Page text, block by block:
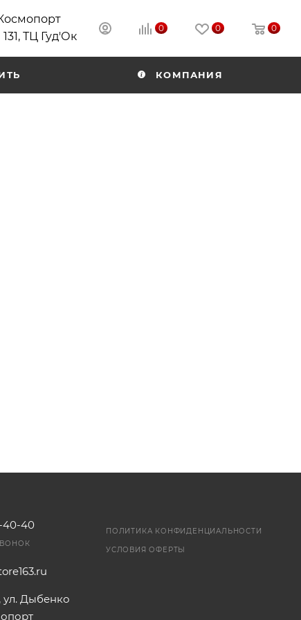
ТЦ Гуд'Ок
0 0 0
КОМПАНИЯ
40-40
ул. Дыбенко
ПОЛИТИКА КОНФИДЕНЦИАЛЬНОСТИ
УСЛОВИЯ ОФЕРТЫ